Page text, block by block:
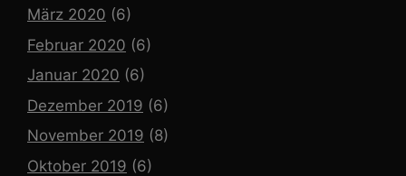
März 2020 (6)
Februar 2020 (6)
Januar 2020 (6)
Dezember 2019 (6)
November 2019 (8)
Oktober 2019 (6)